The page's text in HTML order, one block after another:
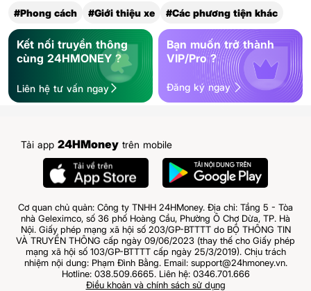
#Phong cách #Giới thiệu xe #Các phương tiện khác
Kết nối truyền thông
cùng 24HMONEY ?
Liên hệ tư vấn ngay
Bạn muốn trở thành
VIP/Pro ?
Đăng ký ngay
Tải app 24HMoney trên mobile
Cơ quan chủ quản: Công ty TNHH 24HMoney. Địa chỉ: Tầng 5 - Tòa
nhà Geleximco, số 36 phố Hoàng Cầu, Phường Ô Chợ Dừa, TP. Hà
Nội. Giấy phép mạng xã hội số 203/GP-BTTTT do BỘ THÔNG TIN
VÀ TRUYỀN THÔNG cấp ngày 09/06/2023 (thay thế cho Giấy phép
mạng xã hội số 103/GP-BTTTT cấp ngày 25/3/2019). Chịu trách
nhiệm nội dung: Phạm Đình Bằng. Email: support@24hmoney.vn.
Hotline: 038.509.6665. Liên hệ: 0346.701.666
Điều khoản và chính sách sử dụng